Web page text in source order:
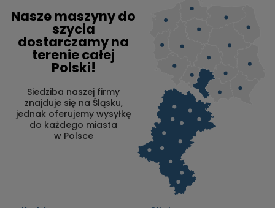
Nasze maszyny do
szycia
dostarczamy na
terenie całej
Polski!
Siedziba naszej firmy
znajduje się na Śląsku,
jednak oferujemy wysyłkę
do każdego miasta
w Polsce